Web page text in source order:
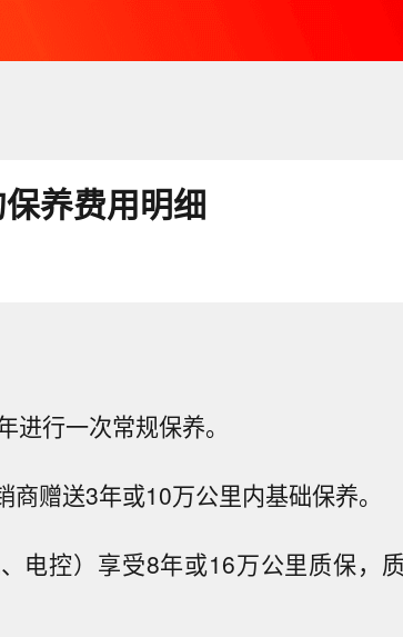
养费用明细
进行一次常规保养。
赠送3年或10万公里内基础保养。
电控）享受8年或16万公里质保，